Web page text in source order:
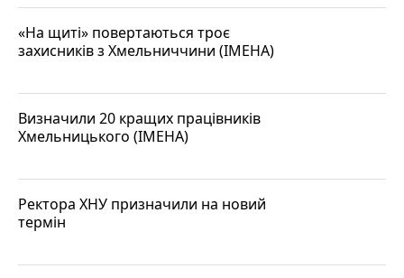
«На щиті» повертаються троє
захисників з Хмельниччини (ІМЕНА)
Визначили 20 кращих працівників
Хмельницького (ІМЕНА)
Ректора ХНУ призначили на новий
термін